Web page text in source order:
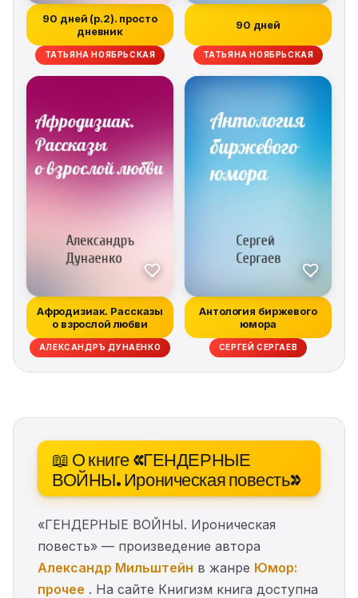
90 дней (p.2). просто
дневник
ТАТЬЯНА НОЯБРЬСКАЯ
90 дней
ТАТЬЯНА НОЯБРЬСКАЯ
Афродизиак. Рассказы
о взрослой любви
АЛЕКСАНДРЪ ДУНАЕНКО
Антология биржевого
юмора
СЕРГЕЙ СЕРГАЕВ
📖 О книге «ГЕНДЕРНЫЕ
ВОЙНЫ. Ироническая повесть»
«ГЕНДЕРНЫЕ ВОЙНЫ. Ироническая
повесть» — произведение автора
Александр Мильштейн в жанре Юмор:
прочее . На сайте Книгизм книга доступна